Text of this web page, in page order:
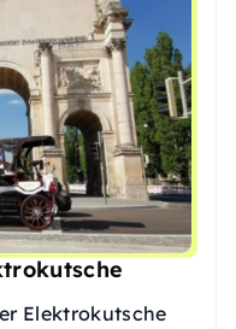
Elektrokutsche